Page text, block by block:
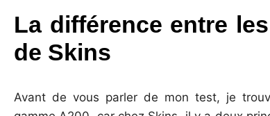
La différence entre
de Skins
Avant de vous parler de mon test, je